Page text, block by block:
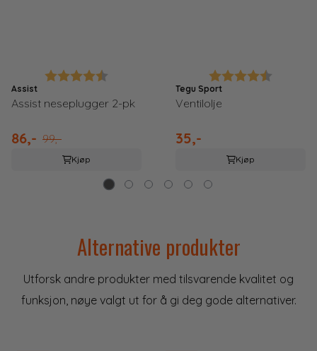
Karakter:
Assist
Assist neseplugger 2-pk
86,- 99,-
Kjøp
Karakter:
Tegu Sport
Ventilolje
35,-
Kjøp
Alternative produkter
Utforsk andre produkter med tilsvarende kvalitet og
funksjon, nøye valgt ut for å gi deg gode alternativer.